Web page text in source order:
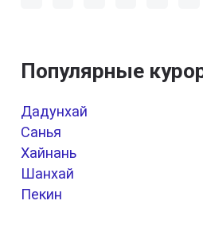
Популярные
Дадунхай
Санья
Хайнань
Шанхай
Пекин